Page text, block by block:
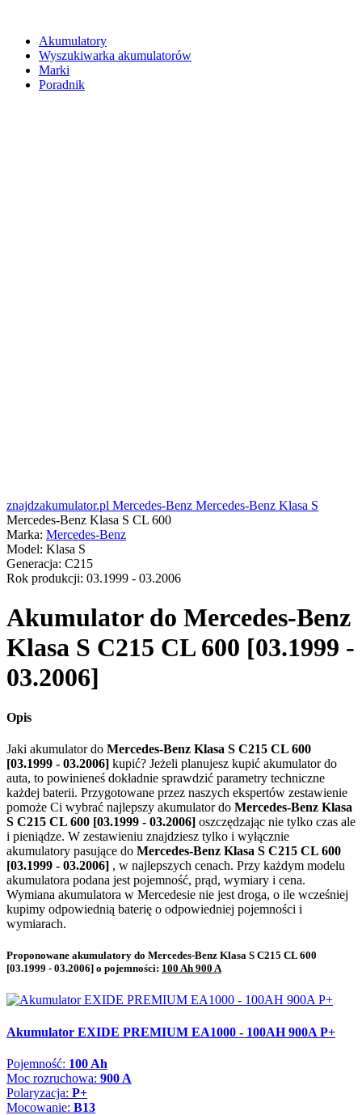
Akumulatory
Wyszukiwarka akumulatorów
Marki
Poradnik
znajdzakumulator.pl Mercedes-Benz Mercedes-Benz Klasa S
Mercedes-Benz Klasa S CL 600
Marka: Mercedes-Benz
Model: Klasa S
Generacja: C215
Rok produkcji: 03.1999 - 03.2006
Akumulator do Mercedes-Benz
Klasa S C215 CL 600 [03.1999 -
03.2006]
Opis
Jaki akumulator do Mercedes-Benz Klasa S C215 CL 600
[03.1999 - 03.2006] kupić? Jeżeli planujesz kupić akumulator do
auta, to powinieneś dokładnie sprawdzić parametry techniczne
każdej baterii. Przygotowane przez naszych ekspertów zestawienie
pomoże Ci wybrać najlepszy akumulator do Mercedes-Benz Klasa
S C215 CL 600 [03.1999 - 03.2006] oszczędzając nie tylko czas ale
i pieniądze. W zestawieniu znajdziesz tylko i wyłącznie
akumulatory pasujące do Mercedes-Benz Klasa S C215 CL 600
[03.1999 - 03.2006] , w najlepszych cenach. Przy każdym modelu
akumulatora podana jest pojemność, prąd, wymiary i cena.
Wymiana akumulatora w Mercedesie nie jest droga, o ile wcześniej
kupimy odpowiednią baterię o odpowiedniej pojemności i
wymiarach.
Proponowane akumulatory do Mercedes-Benz Klasa S C215 CL 600
[03.1999 - 03.2006] o pojemności: 100 Ah 900 A
Akumulator EXIDE PREMIUM EA1000 - 100AH 900A P+
Pojemność: 100 Ah
Moc rozruchowa: 900 A
Polaryzacja: P+
Mocowanie: B13